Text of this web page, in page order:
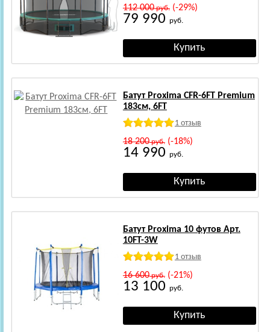
112 000руб.(-29%)
79 990 руб.
Батут Proxima CFR-6FT Premium
183см, 6FT
1 отзыв
18 200руб.(-18%)
14 990 руб.
Батут Proxima 10 футов Арт.
10FT-3W
1 отзыв
16 600руб.(-21%)
13 100 руб.